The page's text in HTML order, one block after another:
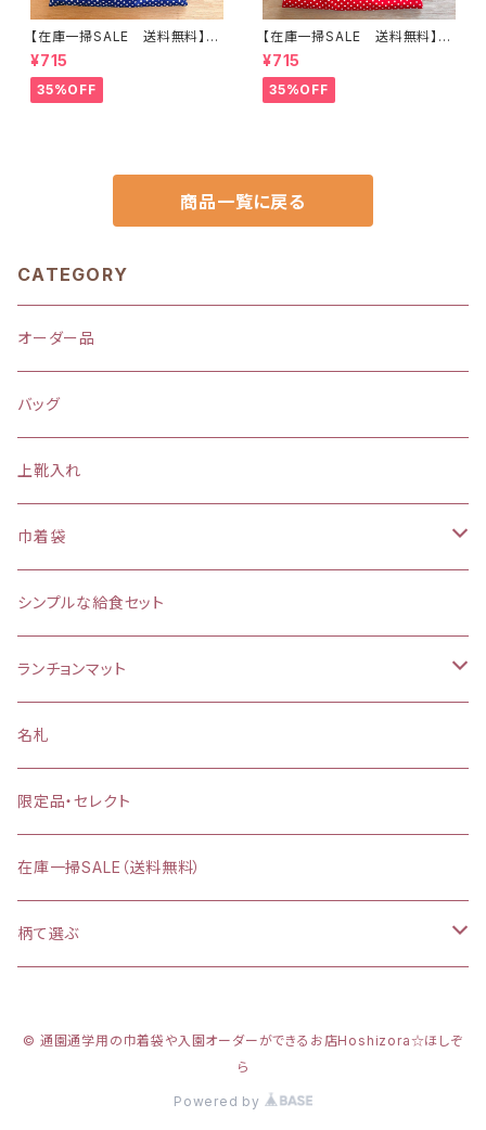
【在庫一掃SALE 送料無料】巾
着袋(中)31×23cm ブルー【うさ
ぎ・バンビ】 ★KC.8788動物柄
レトロアニマル 裏地付き｜通
園通学用のかわいい巾着袋や入
¥715
35%OFF
【在庫一掃SALE 送料無料】巾
着袋(中)☆31×23cmピンク【ウ
サギ・バンビ】★KC.8384裏地
付き 女の子 動物｜通園通学
用のかわいい巾着袋や入園オー
¥715
35%OFF
商品一覧に戻る
CATEGORY
オーダー品
バッグ
上靴入れ
巾着袋
(大)約 縦37×横34マチ＋8cm
お弁当袋
【給食袋・おやつ袋】約 縦25×20cm
シンプルな給食セット
ランチョンマット
縦25×横35cm
縦30×横40cm
名札
限定品・セレクト
在庫一掃SALE（送料無料）
柄て選ぶ
© 通園通学用の巾着袋や入園オーダーができるお店Hoshizora☆ほしぞ
ら
Powered by